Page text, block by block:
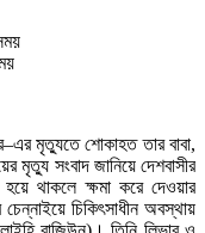
মৃত্যুতে শোকাহত তার বাবা,
মৃত্যু সংবাদ জানিয়ে দেশবাসীর
থাকলে ক্ষমা করে দেওয়ার
চিকিৎসাধীন অবস্থায়